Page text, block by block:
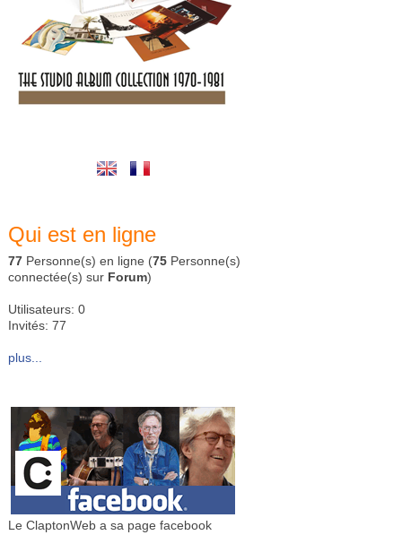
Qui est en ligne
77 Personne(s) en ligne (75 Personne(s)
connectée(s) sur Forum)
Utilisateurs: 0
Invités: 77
plus...
Le ClaptonWeb a sa page facebook